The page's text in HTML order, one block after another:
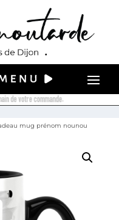
de votre commande.
mug prénom nounou